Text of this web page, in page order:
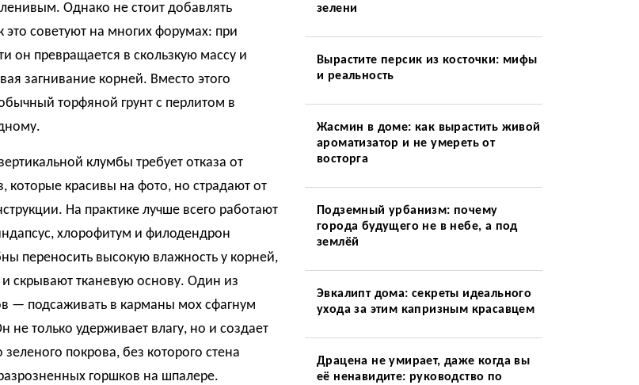
Однако не стоит добавлять
это советуют на многих форумах: при
он превращается в скользкую массу и
загнивание корней. Вместо этого
торфяной грунт с перлитом в
клумбы требует отказа от
которые красивы на фото, но страдают от
На практике лучше всего работают
хлорофитум и филодендрон
переносить высокую влажность у корней,
и скрывают тканевую основу. Один из
— подсаживать в карманы мох сфагнум
не только удерживает влагу, но и создает
зеленого покрова, без которого стена
горшков на шпалере.
зелени
Вырастите персик из косточки: мифы
и реальность
Жасмин в доме: как вырастить живой
ароматизатор и не умереть от
восторга
Подземный урбанизм: почему
города будущего не в небе, а под
землёй
Эвкалипт дома: секреты идеального
ухода за этим капризным красавцем
Драцена не умирает, даже когда вы
её ненавидите: руководство по